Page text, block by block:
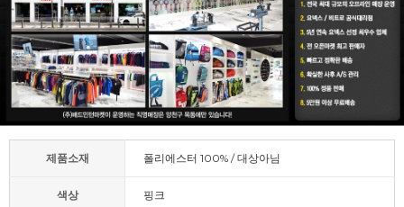
제품소재 폴리에스터 100% / 대상아님
색상 핑크